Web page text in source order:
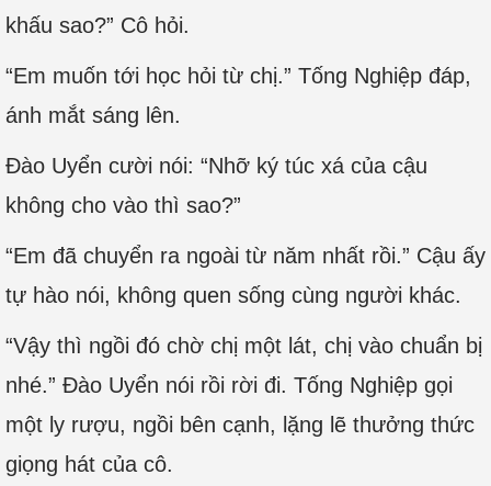
khấu sao?” Cô hỏi.
“Em muốn tới học hỏi từ chị.” Tống Nghiệp đáp,
ánh mắt sáng lên.
Đào Uyển cười nói: “Nhỡ ký túc xá của cậu
không cho vào thì sao?”
“Em đã chuyển ra ngoài từ năm nhất rồi.” Cậu ấy
tự hào nói, không quen sống cùng người khác.
“Vậy thì ngồi đó chờ chị một lát, chị vào chuẩn bị
nhé.” Đào Uyển nói rồi rời đi. Tống Nghiệp gọi
một ly rượu, ngồi bên cạnh, lặng lẽ thưởng thức
giọng hát của cô.